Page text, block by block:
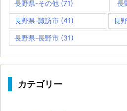
長野県-その他 (71) 長
長野県-諏訪市 (41) 長
長野県-長野市 (31)
カテゴリー